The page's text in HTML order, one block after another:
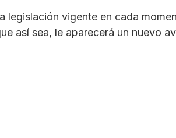
legislación vigente en cada
así sea, le aparecerá un nuevo